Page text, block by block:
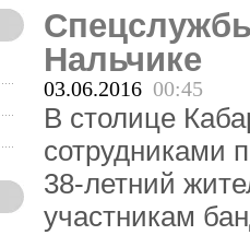
Нальчике
03.06.2016 00:45
В столице
сотрудниками
38-летний
участникам